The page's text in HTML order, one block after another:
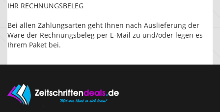
IHR RECHNUNGSBELEG
Bei allen Zahlungsarten geht Ihnen nach Auslieferung der
Ware der Rechnungsbeleg per E-Mail zu und/oder legen es
Ihrem Paket bei.